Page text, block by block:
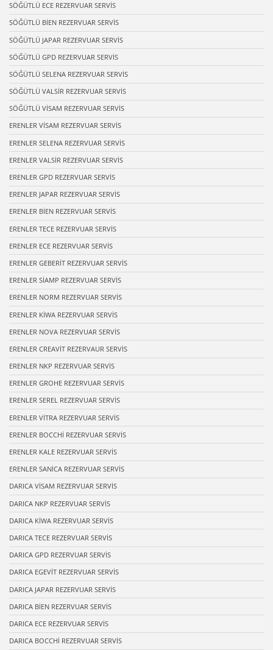
SÖĞÜTLÜ ECE REZERVUAR SERVİS
SÖĞÜTLÜ BİEN REZERVUAR SERVİS
SÖĞÜTLÜ JAPAR REZERVUAR SERVİS
SÖĞÜTLÜ GPD REZERVUAR SERVİS
SÖĞÜTLÜ SELENA REZERVUAR SERVİS
SÖĞÜTLÜ VALSİR REZERVUAR SERVİS
SÖĞÜTLÜ VİSAM REZERVUAR SERVİS
ERENLER VİSAM REZERVUAR SERVİS
ERENLER SELENA REZERVUAR SERVİS
ERENLER VALSİR REZERVUAR SERVİS
ERENLER GPD REZERVUAR SERVİS
ERENLER JAPAR REZERVUAR SERVİS
ERENLER BİEN REZERVUAR SERVİS
ERENLER TECE REZERVUAR SERVİS
ERENLER ECE REZERVUAR SERVİS
ERENLER GEBERİT REZERVUAR SERVİS
ERENLER SİAMP REZERVUAR SERVİS
ERENLER NORM REZERVUAR SERVİS
ERENLER KİWA REZERVUAR SERVİS
ERENLER NOVA REZERVUAR SERVİS
ERENLER CREAVİT REZERVAUR SERVİS
ERENLER NKP REZERVUAR SERVİS
ERENLER GROHE REZERVUAR SERVİS
ERENLER SEREL REZERVUAR SERVİS
ERENLER VİTRA REZERVUAR SERVİS
ERENLER BOCCHİ REZERVUAR SERVİS
ERENLER KALE REZERVUAR SERVİS
ERENLER SANİCA REZERVUAR SERVİS
DARICA VİSAM REZERVUAR SERVİS
DARICA NKP REZERVUAR SERVİS
DARICA KİWA REZERVUAR SERVİS
DARICA TECE REZERVUAR SERVİS
DARICA GPD REZERVUAR SERVİS
DARICA EGEVİT REZERVUAR SERVİS
DARICA JAPAR REZERVUAR SERVİS
DARICA BİEN REZERVUAR SERVİS
DARICA ECE REZERVUAR SERVİS
DARICA BOCCHİ REZERVUAR SERVİS